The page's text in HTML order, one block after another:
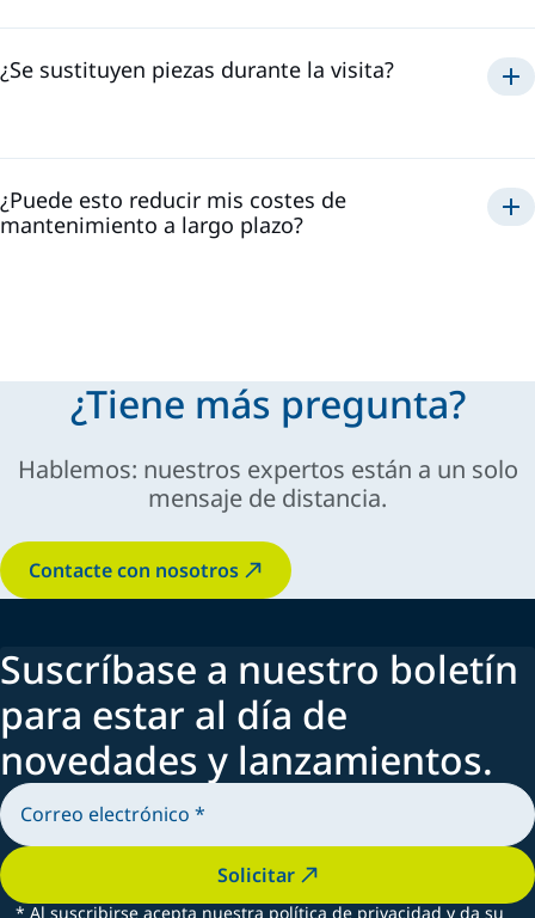
¿Se sustituyen piezas durante la visita?
¿Puede esto reducir mis costes de
mantenimiento a largo plazo?
¿Tiene más pregunta?
Hablemos: nuestros expertos están a un solo
mensaje de distancia.
Contacte con nosotros
Suscríbase a nuestro boletín
para estar al día de
novedades y lanzamientos.
Solicitar
* Al suscribirse acepta nuestra política de privacidad y da su